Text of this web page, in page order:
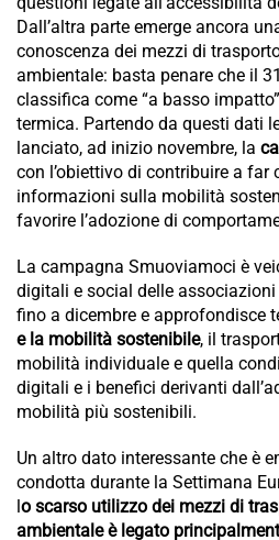
Dall’altra parte emerge ancora
conoscenza dei mezzi di
ambientale: basta penare che il
classifica come “a basso
termica. Partendo da questi dati
lanciato, ad inizio novembre, la
con l’obiettivo di contribuire a far
informazioni sulla mobilità
favorire l’adozione di
La campagna Smuoviamoci è
digitali e social delle
fino a dicembre e approfondisce
e la mobilità sostenibile, il
mobilità individuale e quella
digitali e i benefici derivanti
mobilità più sostenibili.
Un altro dato interessante che è
condotta durante la Settimana
lo scarso utilizzo dei mezzi di
ambientale è legato